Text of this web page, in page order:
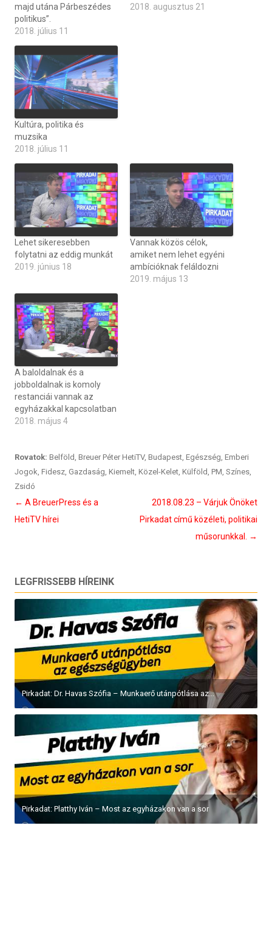
majd utána Párbeszédes
politikus”.
2018. július 11
2018. augusztus 21
Kultúra, politika és
muzsika
2018. július 11
Lehet sikeresebben
folytatni az eddig munkát
2019. június 18
Vannak közös célok,
amiket nem lehet egyéni
ambícióknak feláldozni
2019. május 13
A baloldalnak és a
jobboldalnak is komoly
restanciái vannak az
egyházakkal kapcsolatban
2018. május 4
Rovatok: Belföld, Breuer Péter HetiTV, Budapest, Egészség, Emberi
Jogok, Fidesz, Gazdaság, Kiemelt, Közel-Kelet, Külföld, PM, Színes,
Zsidó
Bejegyzés
navigáció
← A BreuerPress és a
HetiTV hírei
2018.08.23 – Várjuk Önöket
Pirkadat című közéleti, politikai
műsorunkkal.
→
LEGFRISSEBB HÍREINK
Pirkadat: Dr. Havas Szófia – Munkaerő utánpótlása az...
Pirkadat: Platthy Iván – Most az egyházakon van a sor